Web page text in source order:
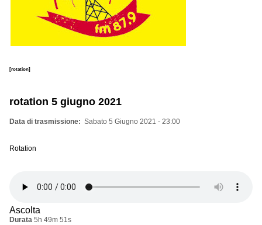
[rotation]
rotation 5 giugno 2021
Data di trasmissione Sabato 5 Giugno 2021 - 23:00
Rotation
Ascolta
Durata 5h 49m 51s